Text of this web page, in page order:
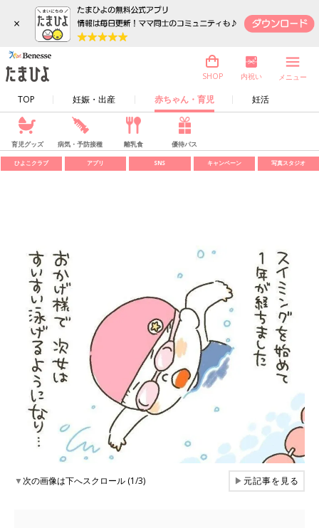
×
TOP 妊娠・出産 赤ちゃん・育児 妊活
SHOP 内祝い メニュー
育児グッズ 病気・予防接種 離乳食 優待パス
ひよこクラブ アプリ SNS キャンペーン 写真スタジオ
▼次の画像は下へスクロール (1/3) ▶元記事を見る